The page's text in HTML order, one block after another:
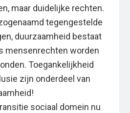
maar duidelijke rechten.
tegengestelde
duurzaamheid bestaat
mensenrechten worden
Toegankelijkheid
zijn onderdeel van
sociaal domein nu